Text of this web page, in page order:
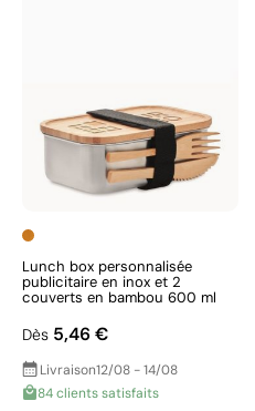
Lunch box personnalisée
publicitaire en inox et 2
couverts en bambou 600 ml
Dès 5,46 €
Livraison12/08 - 14/08
84 clients satisfaits